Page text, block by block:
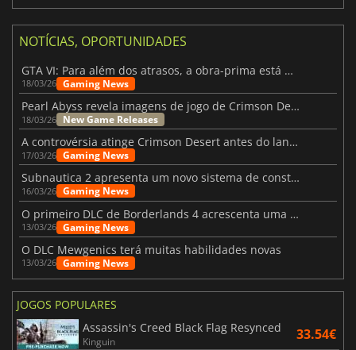
NOTÍCIAS, OPORTUNIDADES
GTA VI: Para além dos atrasos, a obra-prima está quase a chegar
18/03/26 Gaming News
Pearl Abyss revela imagens de jogo de Crimson Desert para a PS5
18/03/26 New Game Releases
A controvérsia atinge Crimson Desert antes do lançamento
17/03/26 Gaming News
Subnautica 2 apresenta um novo sistema de construção de bases
16/03/26 Gaming News
O primeiro DLC de Borderlands 4 acrescenta uma nova personagem e muito mais
13/03/26 Gaming News
O DLC Mewgenics terá muitas habilidades novas
13/03/26 Gaming News
JOGOS POPULARES
Assassin's Creed Black Flag Resynced
Kinguin 33.54€